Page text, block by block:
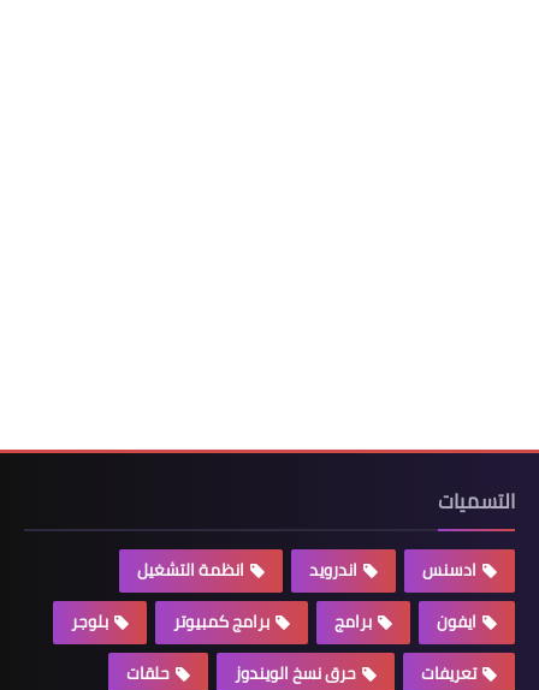
التسميات
ادسنس اندرويد
انظمة التشغيل
ايفون
برامج برامج كمبيوتر
بلوجر
تعريفات
حرق نسخ الويندوز
حلقات